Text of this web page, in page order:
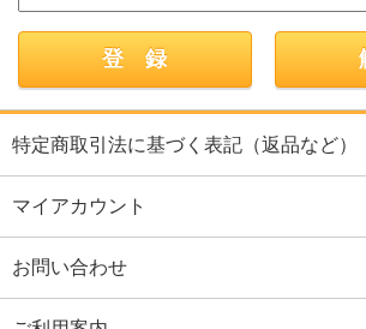
特定商取引法に基づく表記（返品など）
マイアカウント
お問い合わせ